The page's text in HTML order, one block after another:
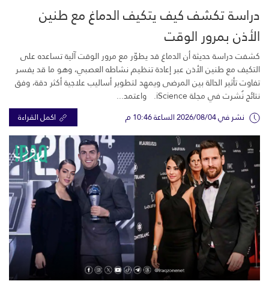
دراسة تكشف كيف يتكيف الدماغ مع طنين
الأذن بمرور الوقت
كشفت دراسة حديثة أن الدماغ قد يطوّر مع مرور الوقت آلية تساعده على
التكيف مع طنين الأذن عبر إعادة تنظيم نشاطه العصبي، وهو ما قد يفسر
تفاوت تأثير الحالة بين المرضى ويمهد لتطوير أساليب علاجية أكثر دقة، وفق
نتائج نُشرت في مجلة iScience. واعتمد...
نشر في 2026/08/04 الساعة 10:46 م اكمل القراءة